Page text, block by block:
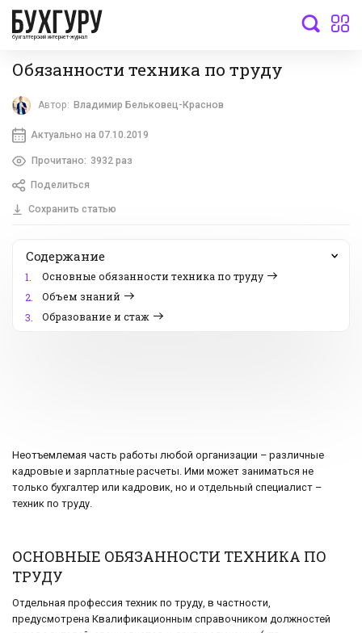
бухгалтерский интернет-журнал
Обязанности техника по труду
Автор: Владимир Бельковец-Краснов
Актуально на 07.10.2019
Прочитано: 3932 раз
Поделиться
Сохранить статью
Содержание
1.
Основные обязанности техника по труду
2.
Объем знаний
3.
Образование и стаж
Неотъемлемая часть работы любой организации – различные
кадровые и зарплатные расчеты. Ими может заниматься не
только бухгалтер или кадровик, но и отдельный специалист –
техник по труду.
ОСНОВНЫЕ ОБЯЗАННОСТИ ТЕХНИКА ПО
ТРУДУ
Отдельная профессия техник по труду, в частности,
предусмотрена Квалификационным справочником должностей